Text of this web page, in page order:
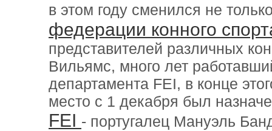
в этом году сменился не
федерации конного
представителей различных
Вильямс, много лет
департамента FEI, в конце
место с 1 декабря был
FEI - португалец Мануэль